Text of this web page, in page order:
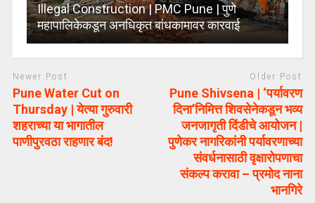
Illegal Construction | PMC Pune | पुणे
महापालिकेकडून अनधिकृत बांधकामावर कारवाई
Newer Post
Pune Water Cut on
Thursday | येत्या गुरुवारी
शहराच्या या भागातील
पाणीपुरवठा राहणार बंद!
Older Post
Pune Shivsena | ‘पर्यावरण
दिना’निमित्त शिवसेनेकडून भव्य
जनजागृती दिंडीचे आयोजन |
पुणेकर नागरिकांनी पर्यावरणाच्या
संवर्धनासाठी वृक्षारोपणाचा
संकल्प करावा – प्रमोद नाना
भानगिरे